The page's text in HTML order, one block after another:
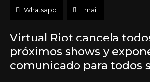
Whatsapp Email
Virtual Riot cancela
próximos shows y
comunicado para todos